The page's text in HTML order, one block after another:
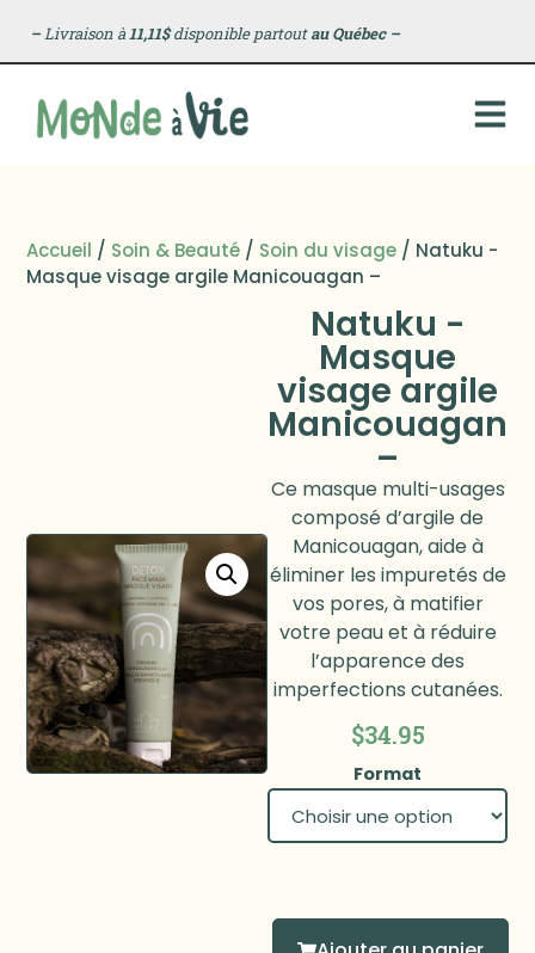
–Livraison à11,11$disponible partoutau Québec –
Accueil / Soin & Beauté / Soin du visage / Natuku -
Masque visage argile Manicouagan –
Natuku -
Masque
visage argile
Manicouagan
–
Ce masque multi-usages
composé d’argile de
Manicouagan, aide à
éliminer les impuretés de
vos pores, à matifier
votre peau et à réduire
l’apparence des
imperfections cutanées.
$34.95
Format